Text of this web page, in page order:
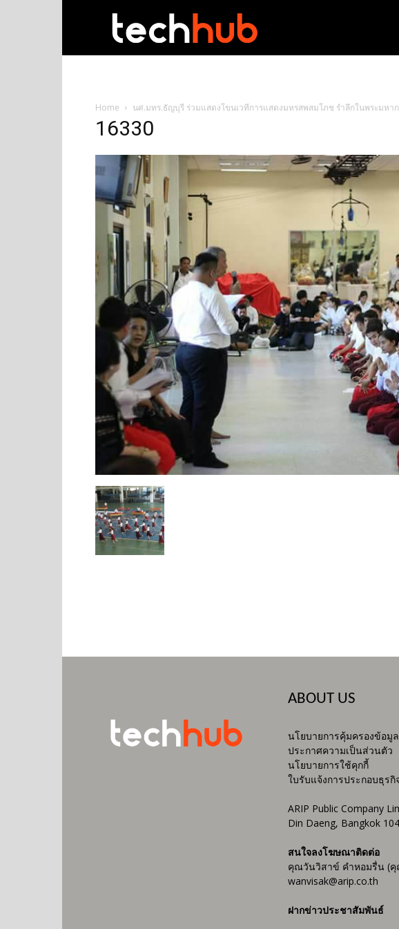
Home นศ.มทร.ธัญบุรี ร่วมแสดงโขนเวทีการแสดงมหรสพสมโภช รำลึกในพระมห
16330
ABOUT US
นโยบายการคุ้มครองข้อมู
ประกาศความเป็นส่วนตัว
นโยบายการใช้คุกกี้
ใบรับแจ้งการประกอบธุร
ARIP Public Company
Din Daeng, Bangkok
สนใจลงโฆษณาติดต่อ
คุณวันวิสาข์ คำหอมรื่น (คุ
wanvisak@arip.co.th
ฝากข่าวประชาสัมพันธ์